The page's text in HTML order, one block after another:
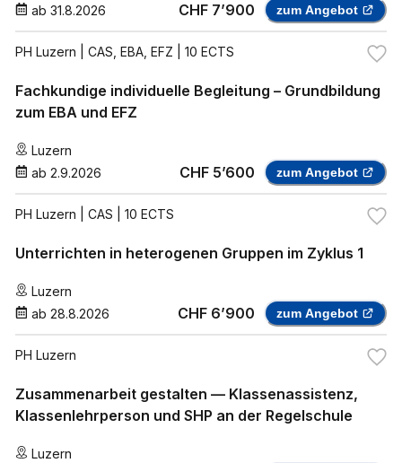
ab 31.8.2026 CHF 7’900 zum Angebot
PH Luzern | CAS, EBA, EFZ | 10 ECTS
Fachkundige individuelle Begleitung – Grundbildung
zum EBA und EFZ
Luzern
ab 2.9.2026 CHF 5’600 zum Angebot
PH Luzern | CAS | 10 ECTS
Unterrichten in heterogenen Gruppen im Zyklus 1
Luzern
ab 28.8.2026 CHF 6’900 zum Angebot
PH Luzern
Zusammenarbeit gestalten — Klassenassistenz,
Klassenlehrperson und SHP an der Regelschule
Luzern